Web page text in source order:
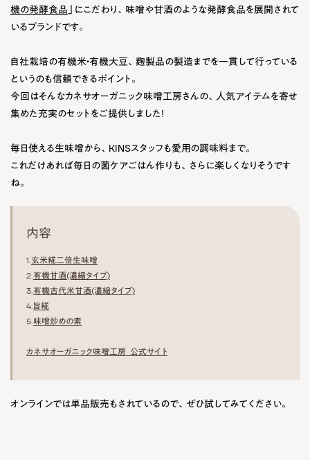
機の発酵食品 」にこだわり、味噌や甘酒のような発酵食品を展開されて
いるブランドです。
自社栽培の有機米・有機大豆、麹製品の製造までを一貫して行っている
というのも信頼できるポイント。
今回はそんなカネサオーガニック味噌工房さんの、人気アイテムを寄せ
集めた充実のセットをご提供しました！
毎日使える生味噌から、KINSスタッフも愛用の調味料まで。
これだけあれば毎日の菌ケアごはん作りも、さらに楽しくなりそうです
ね。
内容
1.玄米糀二倍生味噌
2.有機甘酒(濃縮タイプ)
3.有機古代米甘酒(濃縮タイプ)
4.旨糀
5.味噌炒めの素
カネサオーガニック味噌工房 公式サイト
オンラインでは単品販売もされているので、ぜひ試してみてください。